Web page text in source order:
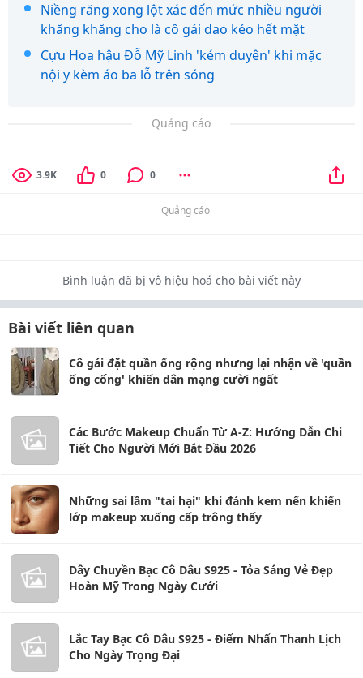
Niềng răng xong lột xác đến mức nhiều người
khăng khăng cho là cô gái dao kéo hết mặt
Cựu Hoa hậu Đỗ Mỹ Linh 'kém duyên' khi mặc
nội y kèm áo ba lỗ trên sóng
Quảng cáo
3.9K 0 0
Quảng cáo
Bình luận đã bị vô hiệu hoá cho bài viết này
Bài viết liên quan
Cô gái đặt quần ống rộng nhưng lại nhận về 'quần
ống cống' khiến dân mạng cười ngất
Các Bước Makeup Chuẩn Từ A-Z: Hướng Dẫn Chi
Tiết Cho Người Mới Bắt Đầu 2026
Những sai lầm "tai hại" khi đánh kem nến khiến
lớp makeup xuống cấp trông thấy
Dây Chuyền Bạc Cô Dâu S925 - Tỏa Sáng Vẻ Đẹp
Hoàn Mỹ Trong Ngày Cưới
Lắc Tay Bạc Cô Dâu S925 - Điểm Nhấn Thanh Lịch
Cho Ngày Trọng Đại